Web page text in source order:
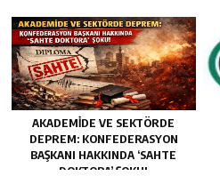
AKADEMİDE VE SEKTÖRDE
DEPREM: KONFEDERASYON
BAŞKANI HAKKINDA ‘SAHTE
DOKTORA’ ŞOKU!